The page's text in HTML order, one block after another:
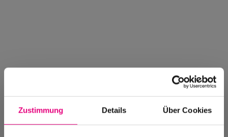
Zustimmung Details Über Cookies